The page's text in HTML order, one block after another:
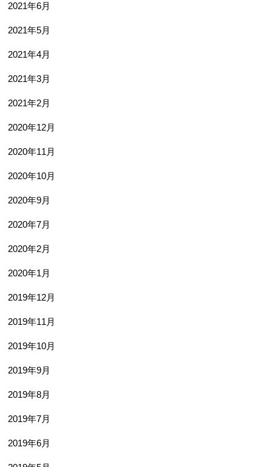
2021年6月
2021年5月
2021年4月
2021年3月
2021年2月
2020年12月
2020年11月
2020年10月
2020年9月
2020年7月
2020年2月
2020年1月
2019年12月
2019年11月
2019年10月
2019年9月
2019年8月
2019年7月
2019年6月